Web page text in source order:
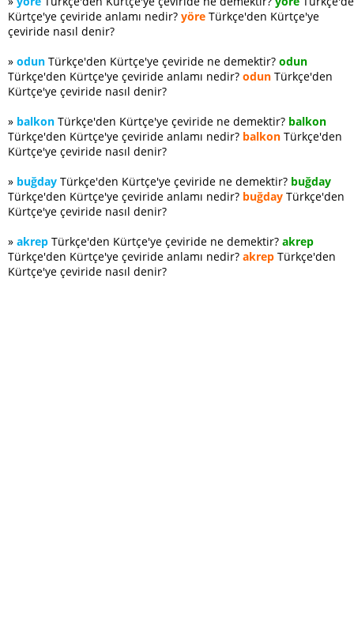
Kürtçe'ye çeviride anlamı nedir? yöre Türkçe'den Kürtçe'ye
çeviride nasıl denir?
» odun Türkçe'den Kürtçe'ye çeviride ne demektir? odun
Türkçe'den Kürtçe'ye çeviride anlamı nedir? odun Türkçe'den
Kürtçe'ye çeviride nasıl denir?
» balkon Türkçe'den Kürtçe'ye çeviride ne demektir? balkon
Türkçe'den Kürtçe'ye çeviride anlamı nedir? balkon Türkçe'den
Kürtçe'ye çeviride nasıl denir?
» buğday Türkçe'den Kürtçe'ye çeviride ne demektir? buğday
Türkçe'den Kürtçe'ye çeviride anlamı nedir? buğday Türkçe'den
Kürtçe'ye çeviride nasıl denir?
» akrep Türkçe'den Kürtçe'ye çeviride ne demektir? akrep
Türkçe'den Kürtçe'ye çeviride anlamı nedir? akrep Türkçe'den
Kürtçe'ye çeviride nasıl denir?